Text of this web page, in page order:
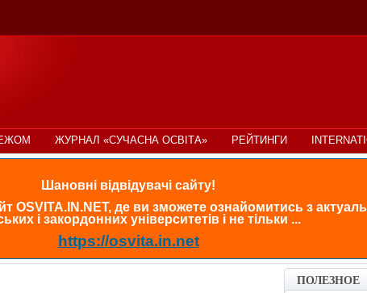
ЖУРНАЛ «СУЧАСНА ОСВІТА» РЕЙТИНГИ
Шановні відвідувачі сайту!
OSVITA.IN.NET, де ви зможете ознайомитись з
і закордонних університетів і не тільки ...
https://osvita.in.net
ПОЛЕЗНОЕ